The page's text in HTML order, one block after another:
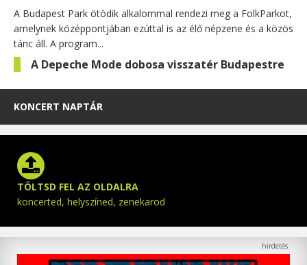
A Budapest Park ötödik alkalommal rendezi meg a FolkParkot,
amelynek középpontjában ezúttal is az élő népzene és a közös
tánc áll. A program...
A Depeche Mode dobosa visszatér Budapestre
KONCERT NAPTÁR
TÖLTSD FEL AZ OLDALRA
koncerted, helyszíned, zenekarod